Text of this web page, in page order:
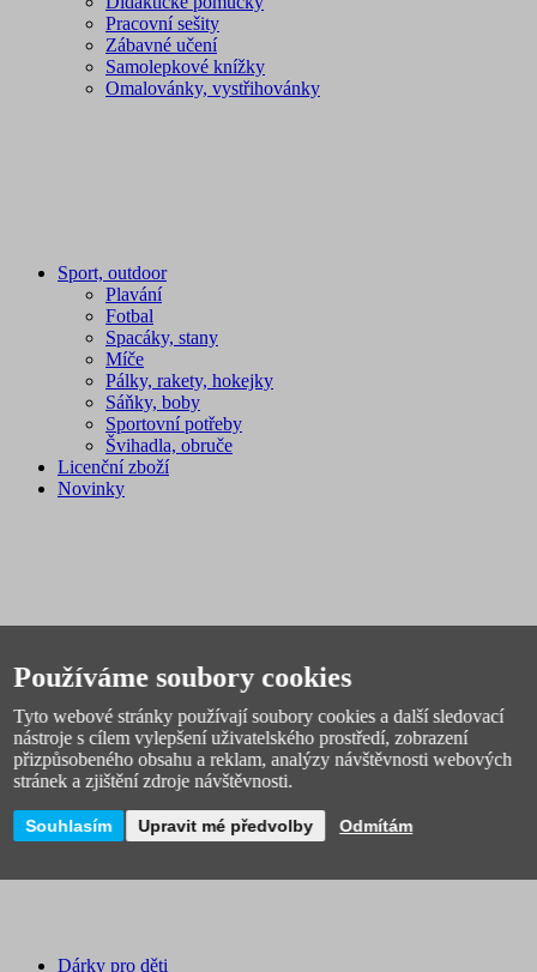
Pracovní sešity
Zábavné učení
Samolepkové knížky
Omalovánky, vystřihovánky
Sport, outdoor
Plavání
Fotbal
Spacáky, stany
Míče
Pálky, rakety, hokejky
Sáňky, boby
Sportovní potřeby
Švihadla, obruče
Licenční zboží
Novinky
VÝPRODEJ
Školní batohy výprodej
Školní potřeby levně
Výprodej hraček, her a tvoření
Výprodej povlečení
Výprodej skladu
Dárky pro děti
Používáme soubory cookies
Tyto webové stránky používají soubory cookies a další sledovací
nástroje s cílem vylepšení uživatelského prostředí, zobrazení
přizpůsobeného obsahu a reklam, analýzy návštěvnosti webových
stránek a zjištění zdroje návštěvnosti.
Souhlasím Upravit mé předvolby Odmítám